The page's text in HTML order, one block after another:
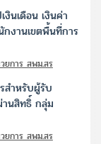
นเดือน เงินค่า
งานเขตพื้นที่การ
ยการ สพม.สร
สำหรับผู้รับ
นสิทธิ์ กลุ่ม
ยการ สพม.สร